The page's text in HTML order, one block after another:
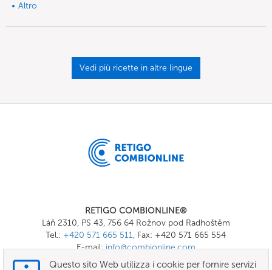
Altro
Vedi più ricette in altre lingue
RETIGO COMBIONLINE®
Láň 2310, PS 43, 756 64 Rožnov pod Radhoštěm
Tel.: +420 571 665 511, Fax: +420 571 665 554
E-mail:info@combionline.com
Questo sito Web utilizza i cookie per fornire servizi